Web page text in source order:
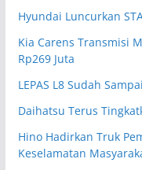
Hyundai Luncurkan
Kia Carens Transmisi
Rp269 Juta
LEPAS L8 Sudah
Daihatsu Terus
Hino Hadirkan Truk
Keselamatan